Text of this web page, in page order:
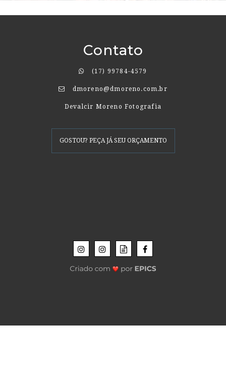
Contato
(17) 99784-4579
dmoreno@dmoreno.com.br
Devalcir Moreno Fotografia
GOSTOU? PEÇA JÁ SEU ORÇAMENTO